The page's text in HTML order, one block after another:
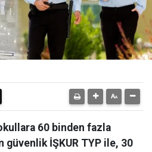
60 binden fazla
güvenlik İŞKUR TYP ile, 30